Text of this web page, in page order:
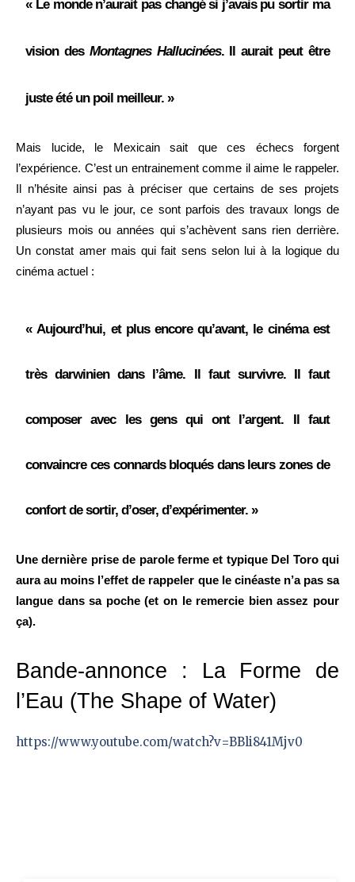
« Le monde n’aurait pas changé si j’avais pu sortir ma
vision des Montagnes Hallucinées. Il aurait peut être
juste été un poil meilleur. »
Mais lucide, le Mexicain sait que ces échecs forgent
l’expérience. C’est un entrainement comme il aime le rappeler.
Il n’hésite ainsi pas à préciser que certains de ses projets
n’ayant pas vu le jour, ce sont parfois des travaux longs de
plusieurs mois ou années qui s’achèvent sans rien derrière.
Un constat amer mais qui fait sens selon lui à la logique du
cinéma actuel :
« Aujourd’hui, et plus encore qu’avant, le cinéma est
très darwinien dans l’âme. Il faut survivre. Il faut
composer avec les gens qui ont l’argent. Il faut
convaincre ces connards bloqués dans leurs zones de
confort de sortir, d’oser, d’expérimenter. »
Une dernière prise de parole ferme et typique Del Toro qui
aura au moins l’effet de rappeler que le cinéaste n’a pas sa
langue dans sa poche (et on le remercie bien assez pour
ça).
Bande-annonce : La Forme de
l’Eau (The Shape of Water)
https://www.youtube.com/watch?v=BBli841Mjv0